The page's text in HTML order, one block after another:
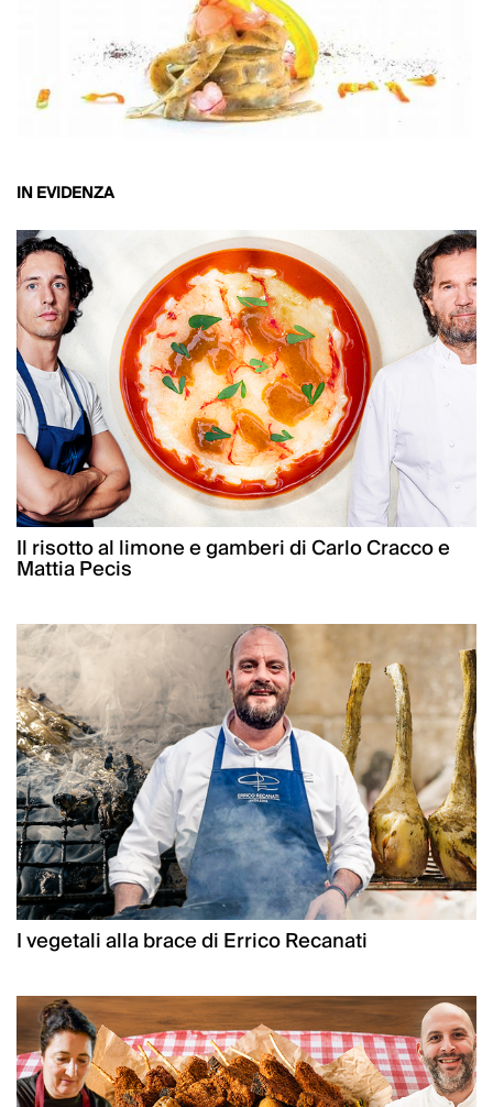
IN EVIDENZA
Il risotto al limone e gamberi di Carlo Cracco e
Mattia Pecis
I vegetali alla brace di Errico Recanati